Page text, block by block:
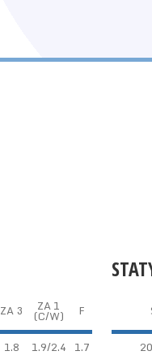
ZA 3 ZA 1
(C/W) F
1.8 1.9/2.4 1.7